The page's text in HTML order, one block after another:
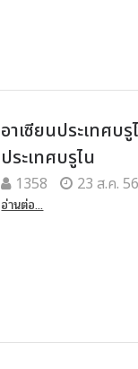
อาเซียนประเทศบ
ประเทศบรูไน
1358 23 ส.ค. 56
อ่านต่อ...